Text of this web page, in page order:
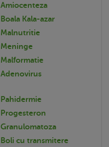
Amiocenteza
Boala Kala-azar
Malnutritie
Meninge
Malformatie
Adenovirus
Pahidermie
Progesteron
Granulomatoza
Boli cu transmitere